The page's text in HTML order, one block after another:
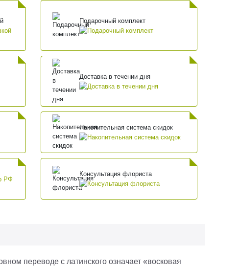
Подарочный комплект
Доставка в течении дня
Накопительная система скидок
Консультация флориста
переводе с латинского означает «восковая